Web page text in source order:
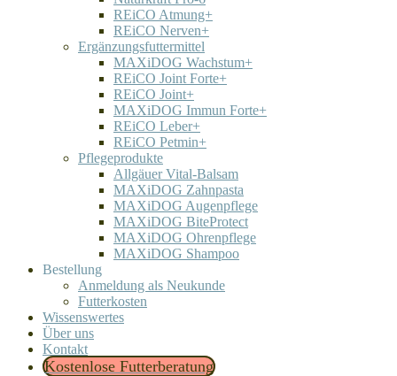
REiCO Atmung+
REiCO Nerven+
Ergänzungsfuttermittel
MAXiDOG Wachstum+
REiCO Joint Forte+
REiCO Joint+
MAXiDOG Immun Forte+
REiCO Leber+
REiCO Petmin+
Pflegeprodukte
Allgäuer Vital-Balsam
MAXiDOG Zahnpasta
MAXiDOG Augenpflege
MAXiDOG BiteProtect
MAXiDOG Ohrenpflege
MAXiDOG Shampoo
Bestellung
Anmeldung als Neukunde
Futterkosten
Wissenswertes
Über uns
Kontakt
Kostenlose Futterberatung